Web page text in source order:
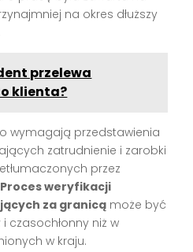
na okres dłuższy
przelewa
klienta?
wymagają przedstawienia
zatrudnienie i zarobki
przez
Proces weryfikacji
za granicą może być
czasochłonny niż w
w kraju.